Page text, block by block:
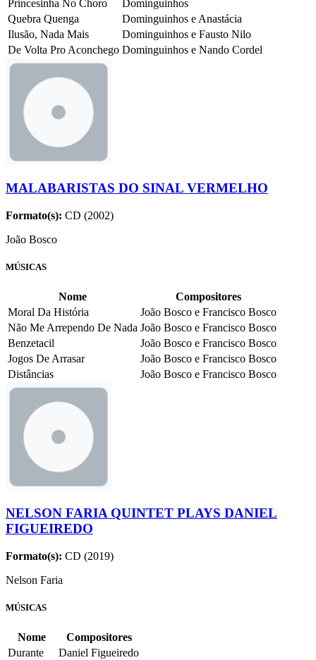
Princesinha No Choro
Dominguinhos
Quebra Quenga
Dominguinhos e Anastácia
Ilusão, Nada Mais
Dominguinhos e Fausto Nilo
De Volta Pro Aconchego Dominguinhos e Nando Cordel
MALABARISTAS DO SINAL VERMELHO
Formato(s): CD (2002)
João Bosco
MÚSICAS
Nome
Compositores
Moral Da História
João Bosco e Francisco Bosco
Não Me Arrependo De Nada João Bosco e Francisco Bosco
Benzetacil
João Bosco e Francisco Bosco
Jogos De Arrasar
João Bosco e Francisco Bosco
Distâncias
João Bosco e Francisco Bosco
NELSON FARIA QUINTET PLAYS DANIEL
FIGUEIREDO
Formato(s): CD (2019)
Nelson Faria
MÚSICAS
Nome
Compositores
Durante
Daniel Figueiredo